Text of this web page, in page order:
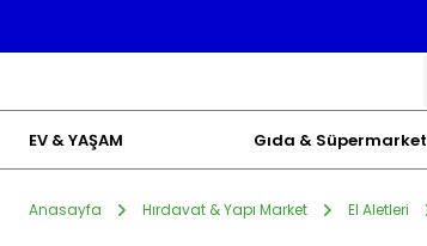
EV & YAŞAM Gıda & Süpermarket
Anasayfa Hırdavat & Yapı Market El Aletleri